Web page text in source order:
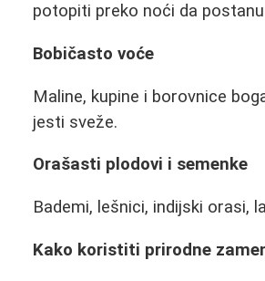
potopiti preko noći da
Bobičasto voće
Maline, kupine i borovnice
jesti sveže.
Orašasti plodovi i semenke
Bademi, lešnici, indijski orasi,
Kako koristiti prirodne